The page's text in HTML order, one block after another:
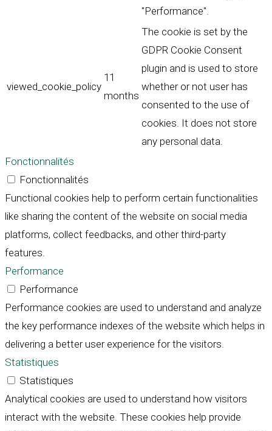
"Performance".
viewed_cookie_policy
11
months
The cookie is set by the
GDPR Cookie Consent
plugin and is used to store
whether or not user has
consented to the use of
cookies. It does not store
any personal data.
Fonctionnalités
Fonctionnalités
Functional cookies help to perform certain functionalities
like sharing the content of the website on social media
platforms, collect feedbacks, and other third-party
features.
Performance
Performance
Performance cookies are used to understand and analyze
the key performance indexes of the website which helps in
delivering a better user experience for the visitors.
Statistiques
Statistiques
Analytical cookies are used to understand how visitors
interact with the website. These cookies help provide